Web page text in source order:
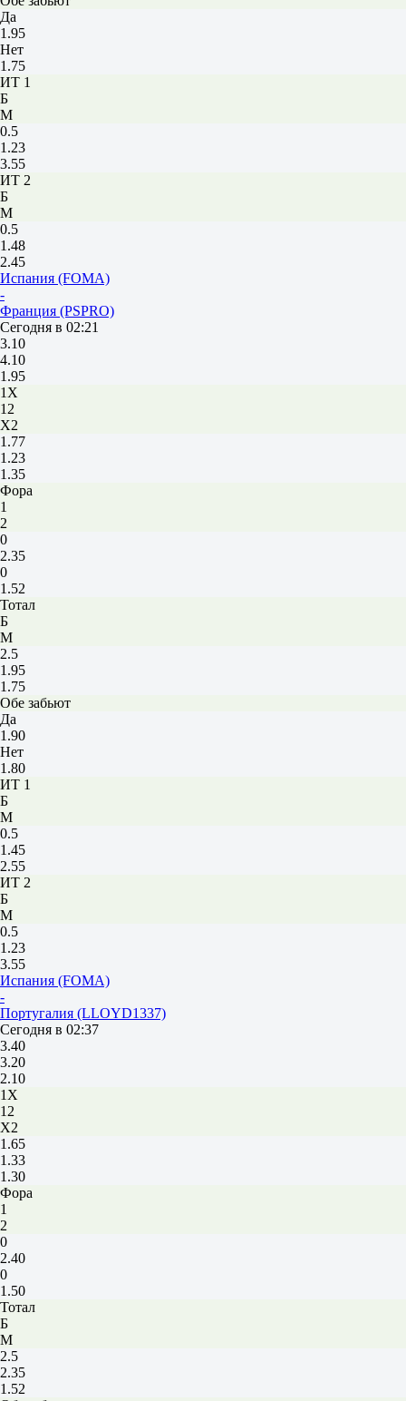
Да
1.95
Нет
1.75
ИТ 1
Б
М
0.5
1.23
3.55
ИТ 2
Б
М
0.5
1.48
2.45
Испания (FOMA)
-
Франция (PSPRO)
Сегодня в 02:21
3.10
4.10
1.95
1X
12
X2
1.77
1.23
1.35
Фора
1
2
0
2.35
0
1.52
Тотал
Б
М
2.5
1.95
1.75
Обе забьют
Да
1.90
Нет
1.80
ИТ 1
Б
М
0.5
1.45
2.55
ИТ 2
Б
М
0.5
1.23
3.55
Испания (FOMA)
-
Португалия (LLOYD1337)
Сегодня в 02:37
3.40
3.20
2.10
1X
12
X2
1.65
1.33
1.30
Фора
1
2
0
2.40
0
1.50
Тотал
Б
М
2.5
2.35
1.52